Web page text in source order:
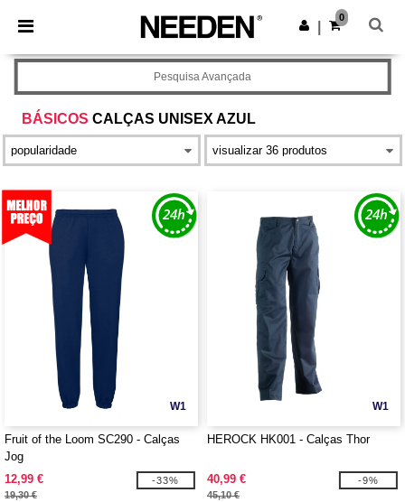
× App Needen
Melhores preços na app!
Obter app
0
BÁSICOS CALÇAS UNISEX AZUL
Pesquisa Avançada
W1
Fruit of the Loom SC290 - Calças
Jog
12,99 €
19,30 €
-33%
W1
HEROCK HK001 - Calças Thor
40,99 €
45,10 €
-9%